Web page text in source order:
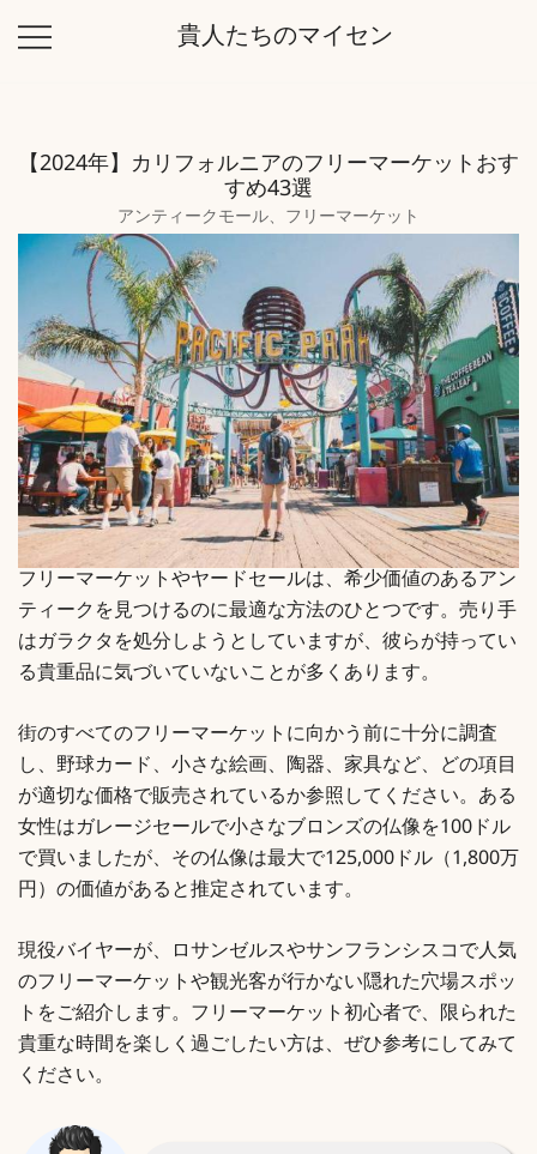
貴人たちのマイセン
【2024年】カリフォルニアのフリーマーケットおす
すめ43選
アンティークモール、 フリーマーケット
フリーマーケットやヤードセールは、希少価値のあるアン
ティークを見つけるのに最適な方法のひとつです。売り手
はガラクタを処分しようとしていますが、彼らが持ってい
る貴重品に気づいていないことが多くあります。
街のすべてのフリーマーケットに向かう前に十分に調査
し、野球カード、小さな絵画、陶器、家具など、どの項目
が適切な価格で販売されているか参照してください。ある
女性はガレージセールで小さなブロンズの仏像を100ドル
で買いましたが、その仏像は最大で125,000ドル（1,800万
円）の価値があると推定されています。
現役バイヤーが、ロサンゼルスやサンフランシスコで人気
のフリーマーケットや観光客が行かない隠れた穴場スポッ
トをご紹介します。フリーマーケット初心者で、限られた
貴重な時間を楽しく過ごしたい方は、ぜひ参考にしてみて
ください。